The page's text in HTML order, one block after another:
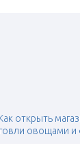
открыть
овощами и